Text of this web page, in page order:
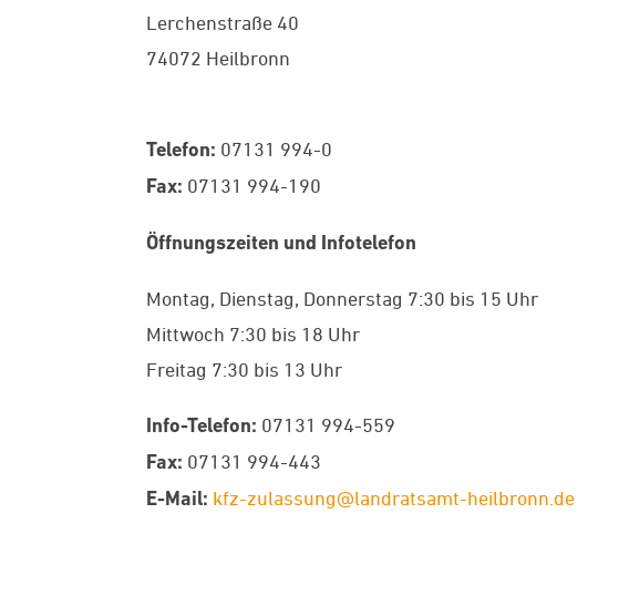
Lerchenstraße 40
74072 Heilbronn
Telefon: 07131 994-0
Fax: 07131 994-190
Öffnungszeiten und Infotelefon
Montag, Dienstag, Donnerstag 7:30 bis 15 Uhr
Mittwoch 7:30 bis 18 Uhr
Freitag 7:30 bis 13 Uhr
Info-Telefon: 07131 994-559
Fax: 07131 994-443
E-Mail: kfz-zulassung@landratsamt-heilbronn.de